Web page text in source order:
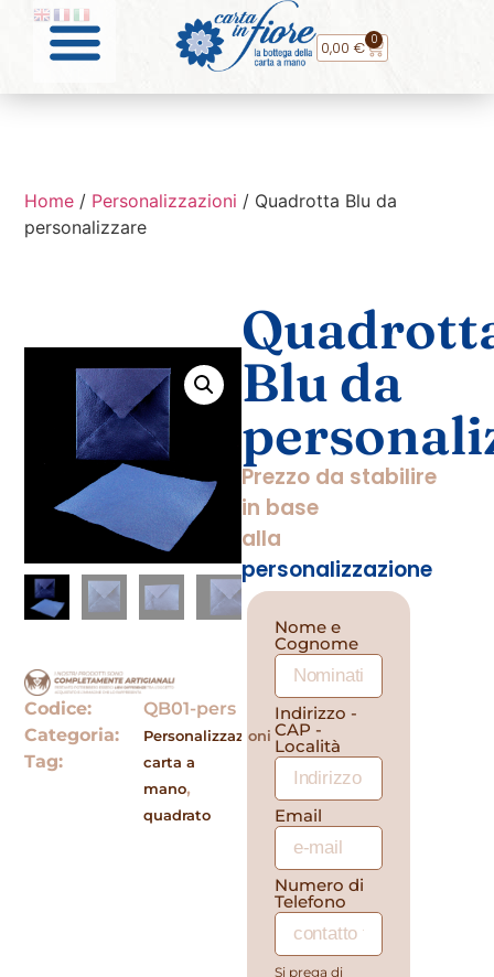
0,00 € 0
Home / Personalizzazioni / Quadrotta Blu da
personalizzare
Codice:
QB01-pers
Categoria:
Personalizzazioni
Tag:
carta a
mano,
quadrato
Blu da
Prezzo da stabilire
in base
alla
personalizzazione
Nome e
Cognome
Indirizzo -
CAP -
Località
Email
Numero di
Telefono
Si prega di